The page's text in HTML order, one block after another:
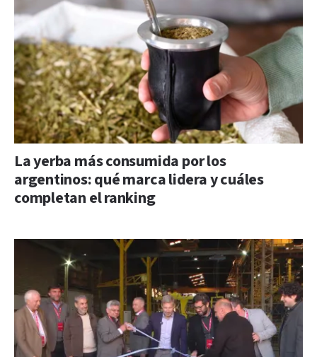
La yerba más consumida por los
argentinos: qué marca lidera y cuáles
completan el ranking